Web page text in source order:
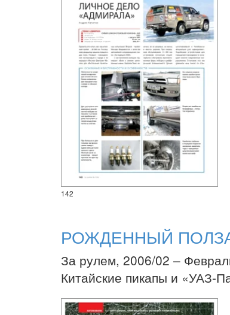
142
РОЖДЕННЫЙ
За рулем, 2006/02 –
Китайские пикапы и «УАЗ-